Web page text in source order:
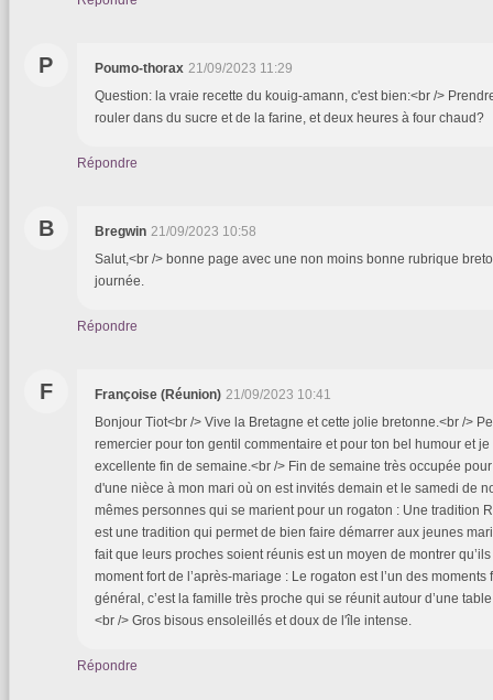
P Poumo-thorax 21/09/2023 11:29
Question: la vraie recette du kouig-amann, c'est bien:<br />
rouler dans du sucre et de la farine, et deux heures à four chaud?
Répondre
B Bregwin 21/09/2023 10:58
Salut,<br /> bonne page avec une non moins bonne rubrique
journée.
Répondre
F Françoise (Réunion) 21/09/2023 10:41
Bonjour Tiot<br /> Vive la Bretagne et cette jolie bretonne.<br />
remercier pour ton gentil commentaire et pour ton bel humour et
excellente fin de semaine.<br /> Fin de semaine très occupée
d'une nièce à mon mari où on est invités demain et le samedi de
mêmes personnes qui se marient pour un rogaton : Une tradition
est une tradition qui permet de bien faire démarrer aux jeunes
fait que leurs proches soient réunis est un moyen de montrer
moment fort de l’après-mariage : Le rogaton est l’un des moments
général, c’est la famille très proche qui se réunit autour d’une
<br /> Gros bisous ensoleillés et doux de l'île intense.
Répondre